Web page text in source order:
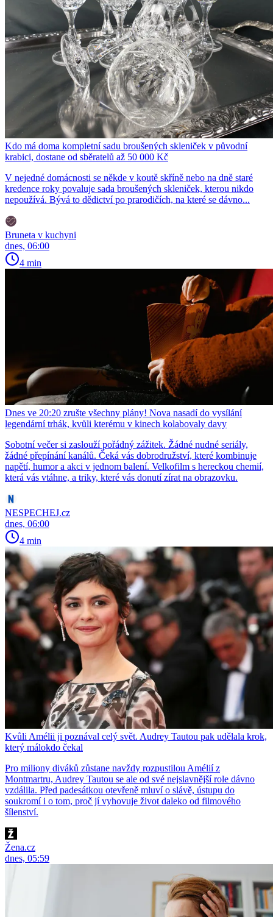
Kdo má doma kompletní sadu broušených skleniček v původní
krabici, dostane od sběratelů až 50 000 Kč
V nejedné domácnosti se někde v koutě skříně nebo na dně staré
kredence roky povaluje sada broušených skleniček, kterou nikdo
nepoužívá. Bývá to dědictví po prarodičích, na které se dávno...
Bruneta v kuchyni
dnes, 06:00
4 min
Dnes ve 20:20 zrušte všechny plány! Nova nasadí do vysílání
legendární trhák, kvůli kterému v kinech kolabovaly davy
Sobotní večer si zaslouží pořádný zážitek. Žádné nudné seriály,
žádné přepínání kanálů. Čeká vás dobrodružství, které kombinuje
napětí, humor a akci v jednom balení. Velkofilm s hereckou chemií,
která vás vtáhne, a triky, které vás donutí zírat na obrazovku.
NESPECHEJ.cz
dnes, 06:00
4 min
Kvůli Amélii ji poznával celý svět. Audrey Tautou pak udělala krok,
který málokdo čekal
Pro miliony diváků zůstane navždy rozpustilou Amélií z
Montmartru, Audrey Tautou se ale od své nejslavnější role dávno
vzdálila. Před padesátkou otevřeně mluví o slávě, ústupu do
soukromí i o tom, proč jí vyhovuje život daleko od filmového
šílenství.
Žena.cz
dnes, 05:59